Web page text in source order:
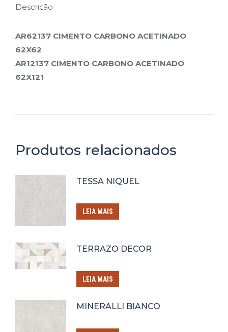
Descrição
AR62137 CIMENTO CARBONO ACETINADO
62X62
AR12137 CIMENTO CARBONO ACETINADO
62X121
Produtos relacionados
TESSA NIQUEL
LEIA MAIS
TERRAZO DECOR
LEIA MAIS
MINERALLI BIANCO